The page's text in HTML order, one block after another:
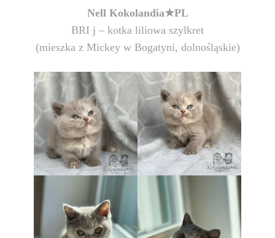
Nell Kokolandia★PL
BRI j – kotka liliowa szylkret
(mieszka z Mickey w Bogatyni, dolnośląskie)